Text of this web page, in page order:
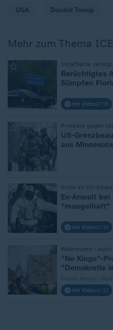
USA Donald Trump
Mehr zum Thema ICE
Inhaftierte verlegt
Berüchtigtes
Sümpfen
mit Video0:26
Proteste gegen
US-
aus
Kritik an US-
Ex-Anwalt
"mangelhaft"
mit Video3:34
Widerstand -
"No Kings"-
"Demokratie
mit Video 1:31